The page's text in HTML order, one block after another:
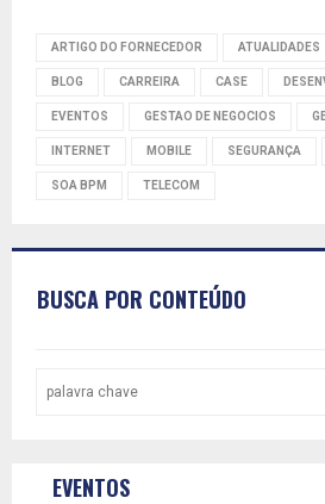
ARTIGO DO FORNECEDOR ATUALIDADES
BLOG CARREIRA CASE
EVENTOS GESTAO DE NEGOCIOS
INTERNET MOBILE SEGURANÇA
SOA BPM TELECOM
BUSCA POR CONTEÚDO
EVENTOS